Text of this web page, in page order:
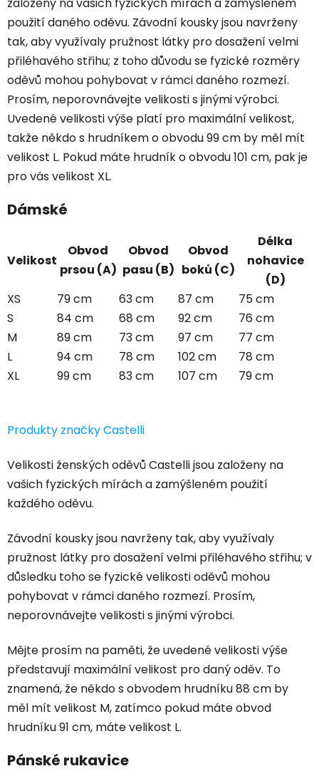
použití daného oděvu. Závodní kousky jsou navrženy
tak, aby využívaly pružnost látky pro dosažení velmi
přiléhavého střihu; z toho důvodu se fyzické rozměry
oděvů mohou pohybovat v rámci daného rozmezí.
Prosím, neporovnávejte velikosti s jinými výrobci.
Uvedené velikosti výše platí pro maximální velikost,
takže někdo s hrudníkem o obvodu 99 cm by měl mít
velikost L. Pokud máte hrudník o obvodu 101 cm, pak je
pro vás velikost XL.
Dámské
Velikost
Obvod
prsou (A)
Obvod
pasu (B)
Obvod
boků (C)
Délka
nohavice
(D)
XS
79 cm 63 cm 87 cm
75 cm
S
84 cm 68 cm 92 cm
76 cm
M
89 cm 73 cm 97 cm
77 cm
L
94 cm 78 cm 102 cm
78 cm
XL
99 cm 83 cm 107 cm 79 cm
Produkty značky Castelli
Velikosti ženských oděvů Castelli jsou založeny na
vašich fyzických mírách a zamýšleném použití
každého oděvu.
Závodní kousky jsou navrženy tak, aby využívaly
pružnost látky pro dosažení velmi přiléhavého střihu; v
důsledku toho se fyzické velikosti oděvů mohou
pohybovat v rámci daného rozmezí. Prosím,
neporovnávejte velikosti s jinými výrobci.
Mějte prosím na paměti, že uvedené velikosti výše
představují maximální velikost pro daný oděv. To
znamená, že někdo s obvodem hrudníku 88 cm by
měl mít velikost M, zatímco pokud máte obvod
hrudníku 91 cm, máte velikost L.
Pánské rukavice